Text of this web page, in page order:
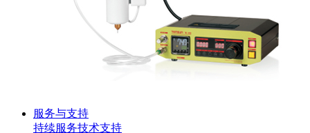
服务与支持
持续服务技术支持